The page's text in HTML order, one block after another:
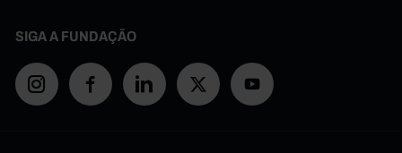
SIGA A FUNDAÇÃO